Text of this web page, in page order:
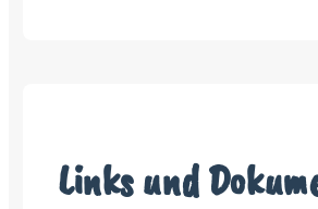
Links und